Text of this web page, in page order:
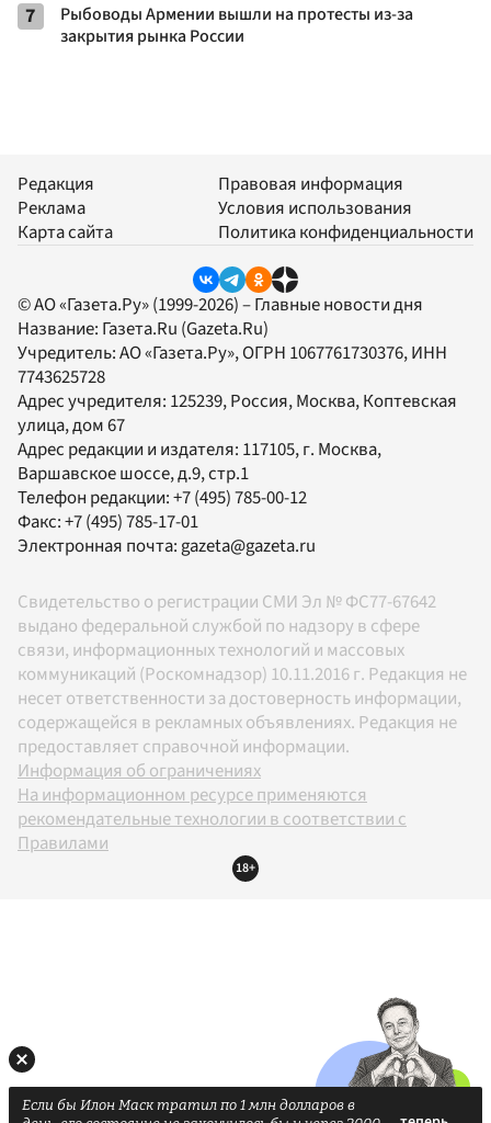
7
Рыбоводы Армении вышли на протесты из-за
закрытия рынка России
Редакция
Реклама
Карта сайта
Правовая информация
Условия использования
Политика конфиденциальности
© АО «Газета.Ру» (1999-2026) – Главные новости дня
Название: Газета.Ru (Gazeta.Ru)
Учредитель:АО «Газета.Ру», ОГРН 1067761730376, ИНН
7743625728
Адрес учредителя: 125239, Россия, Москва, Коптевская
улица, дом 67
Адрес редакции и издателя: 117105, г. Москва,
Варшавское шоссе, д.9, стр.1
Телефон редакции:+7 (495) 785-00-12
Факс:+7 (495) 785-17-01
Электронная почта:gazeta@gazeta.ru
Свидетельство о регистрации СМИ Эл № ФС77-67642
выдано федеральной службой по надзору в сфере
связи, информационных технологий и массовых
коммуникаций (Роскомнадзор) 10.11.2016 г. Редакция не
несет ответственности за достоверность информации,
содержащейся в рекламных объявлениях. Редакция не
предоставляет справочной информации.
Информация об ограничениях
На информационном ресурсе применяются
рекомендательные технологии в соответствии с
Правилами
18+
Если бы Илон Маск тратил по 1 млн долларов в